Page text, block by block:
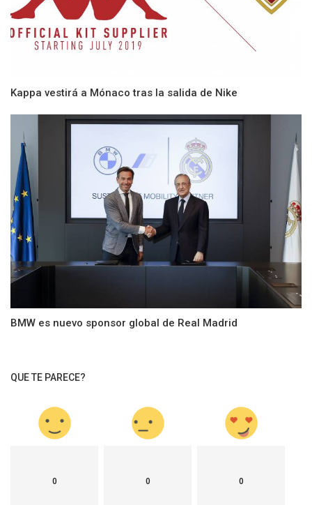
Kappa vestirá a Mónaco tras la salida de Nike
BMW es nuevo sponsor global de Real Madrid
QUE TE PARECE?
0 0 0